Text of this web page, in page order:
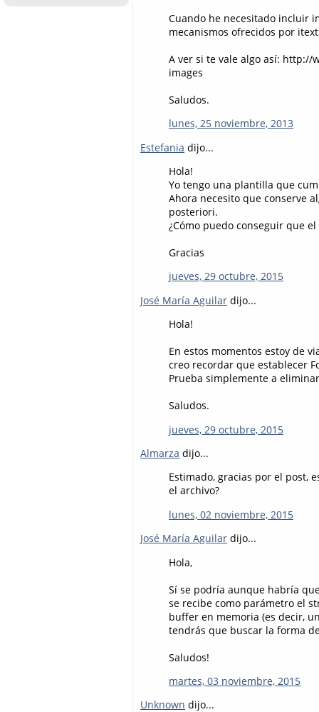
Cuando he necesitado incluir
mecanismos ofrecidos por
A ver si te vale algo así:
images
Saludos.
lunes, 25 noviembre, 2013
Estefania dijo...
Hola!
Yo tengo una plantilla que
Ahora necesito que conserve
posteriori.
¿Cómo puedo conseguir que
Gracias
jueves, 29 octubre, 2015
José María Aguilar dijo...
Hola!
En estos momentos estoy de
creo recordar que establecer
Prueba simplemente a
Saludos.
jueves, 29 octubre, 2015
Almarza dijo...
Estimado, gracias por el post,
el archivo?
lunes, 02 noviembre, 2015
José María Aguilar dijo...
Hola,
Sí se podría aunque habría
se recibe como parámetro el
buffer en memoria (es decir,
tendrás que buscar la forma
Saludos!
martes, 03 noviembre, 2015
Unknown dijo...